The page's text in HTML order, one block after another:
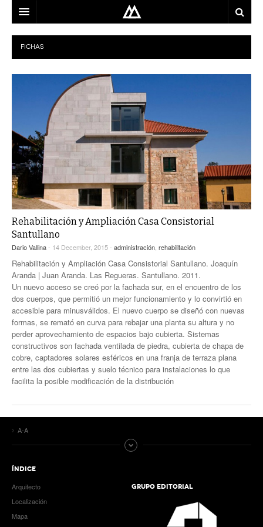
ARQUITECTO
LOCALIZACIÓN
EQUIPO
BLOG
CONTACTO
FICHAS
Rehabilitación y Ampliación Casa Consistorial
Santullano
Dario Vallina- 14 December, 2015 - administración rehabilitación
Rehabilitación y Ampliación Casa Consistorial Santullano. Joaquín
Aranda | Juan Aranda. Las Regueras. Santullano. 2011.
Un nuevo acceso se creó por la fachada sur, en el encuentro de los
dos cuerpos, que permitió un mejor funcionamiento y lo convirtió en
accesible para minusválidos. El nuevo cuerpo se diseñó con nuevas
formas, se remató en curva para rebajar una planta su altura y no
perder aprovechamiento de espacios bajo cubierta. Sistemas
constructivos son fachada ventilada de piedra, cubierta de chapa de
cobre, captadores solares esféricos en una franja de terraza plana
entre las dos cubiertas y suelo técnico para instalaciones lo que
facilita la posible modificación de la distribución
A-A
ÍNDICE
Arquitecto
Localización
Mapa
GRUPO EDITORIAL